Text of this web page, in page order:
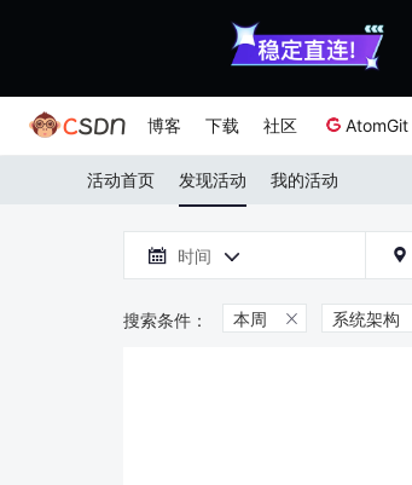
博客 下载 社区 AtomGit
活动首页 发现活动 我的活动
 时间  
本周  系统架构